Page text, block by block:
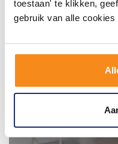
toestaan' te klikken,
gebruik van alle